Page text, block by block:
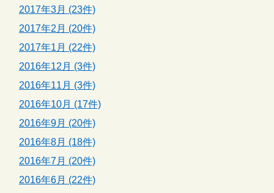
2017年3月 (23件)
2017年2月 (20件)
2017年1月 (22件)
2016年12月 (3件)
2016年11月 (3件)
2016年10月 (17件)
2016年9月 (20件)
2016年8月 (18件)
2016年7月 (20件)
2016年6月 (22件)